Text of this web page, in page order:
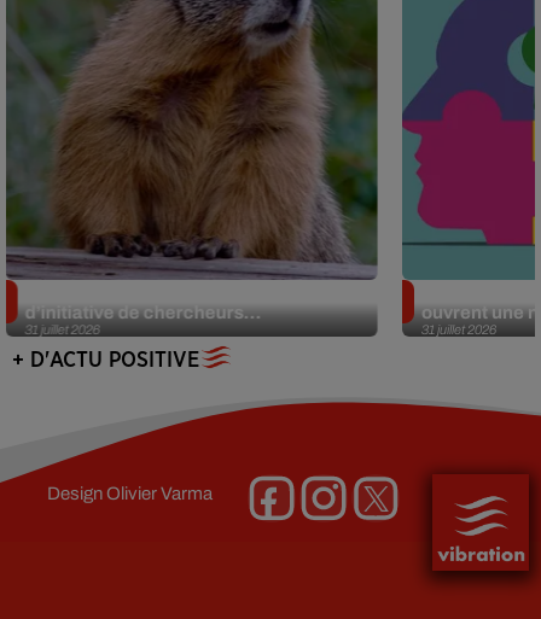
31 juillet 2026
d’initiative de chercheurs...
31 juillet 2026
ouvrent une
+ D'ACTU POSITIVE
DesignOlivier Varma